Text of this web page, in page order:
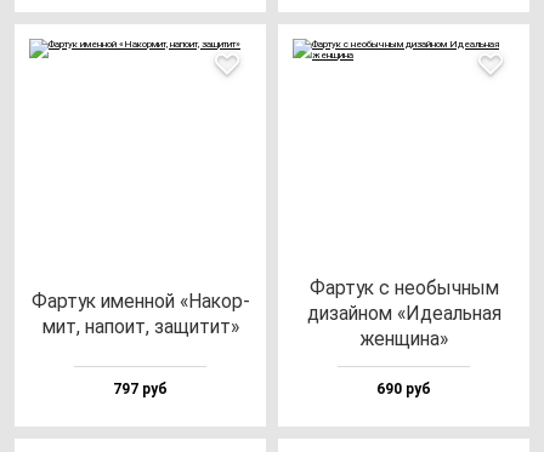
Фар­тук имен­ной «Накор­
мит, на­по­ит, за­щи­тит»
797 руб
Фар­тук с не­обыч­ным
ди­зай­ном «Иде­аль­ная
жен­щи­на»
690 руб